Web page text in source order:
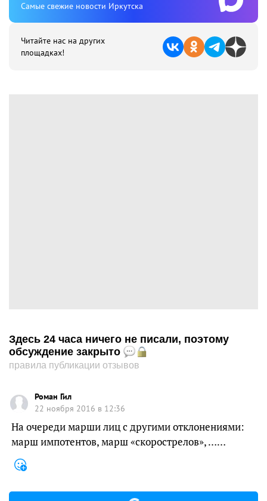
Cамые свежие новости Иркутска
Читайте нас на других
площадках!
Здесь 24 часа ничего не писали, поэтому
обсуждение закрыто
правила публикации отзывов
Роман Гил
22 ноября 2016 в 12:36
На очереди марши лиц с другими отклонениями:
марш импотентов, марш «скорострелов», ……